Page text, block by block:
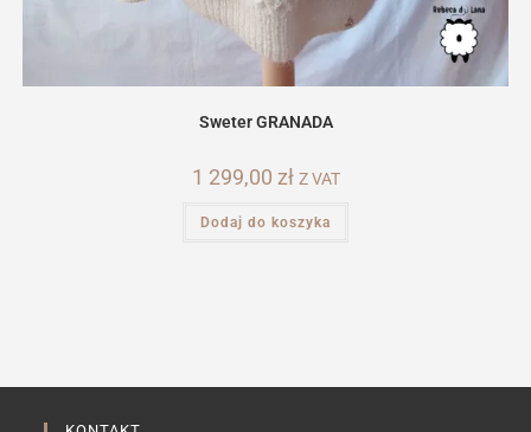
Sweter GRANADA
1 299,00 zł Z VAT
Dodaj do koszyka